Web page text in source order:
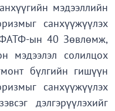
мэдээллийн
санхүүжүүлэх
ФАТФ-ын 40 Зөвлөмж,
мэдээлэл солилцох
бүлгийн гишүүн
санхүүжүүлэх
дэлгэрүүлэхийг